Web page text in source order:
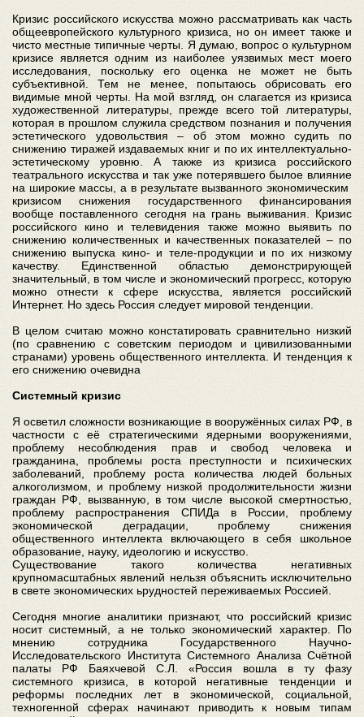
Кризис российского искусства можно рассматривать как часть
общеевропейского культурного кризиса, но он имеет также и
чисто местные типичные черты. Я думаю, вопрос о культурном
кризисе является одним из наиболее уязвимых мест моего
исследования, поскольку его оценка не может не быть
субъективной. Тем не менее, попытаюсь обрисовать его
видимые мной черты. На мой взгляд, он слагается из кризиса
художественной литературы, прежде всего той литературы,
которая в прошлом служила средством познания и получения
эстетического удовольствия – об этом можно судить по
снижению тиражей издаваемых книг и по их интеллектуально-
эстетическому уровню. А также из кризиса российского
театрального искусства и так уже потерявшего былое влияние
на широкие массы, а в результате вызванного экономическим
кризисом снижения государственного финансирования
вообще поставленного сегодня на грань выживания. Кризис
российского кино и телевидения также можно выявить по
снижению количественных и качественных показателей – по
снижению выпуска кино- и теле-продукции и по их низкому
качеству. Единственной областью демонстрирующей
значительный, в том числе и экономический прогресс, которую
можно отнести к сфере искусства, является российский
Интернет. Но здесь Россия следует мировой тенденции.
В целом считаю можно констатировать сравнительно низкий
(по сравнению с советским периодом и цивилизованными
странами) уровень общественного интеллекта. И тенденция к
его снижению очевидна
Системный кризис
Я осветил сложности возникающие в вооружённых силах РФ, в
частности с её стратегическими ядерными вооружениями,
проблему несоблюдения прав и свобод человека и
гражданина, проблемы роста преступности и психических
заболеваний, проблему роста количества людей больных
алкоголизмом, и проблему низкой продолжительности жизни
граждан РФ, вызванную, в том числе высокой смертностью,
проблему распространения СПИДа в России, проблему
экономической деградации, проблему снижения
общественного интеллекта включающего в себя школьное
образование, науку, идеологию и искусство.
Существование такого количества негативных
крупномасштабных явлений нельзя объяснить исключительно
в свете экономических ьрудностей переживаемых Россией.
Сегодня многие аналитики признают, что российский кризис
носит системный, а не только экономический характер. По
мнению сотрудника Государственного Научно-
Исследовательского Института Системного Анализа Счётной
палаты РФ Баяхчевой С.Л. «Россия вошла в ту фазу
системного кризиса, в которой негативные тенденции и
реформы последних лет в экономической, социальной,
техногенной сферах начинают приводить к новым типам